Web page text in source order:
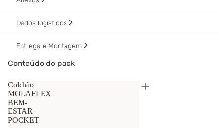
Dados logísticos
Entrega e Montagem
Conteúdo do pack
Colchão
MOLAFLEX
BEM-
ESTAR
POCKET